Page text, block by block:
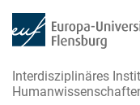
Interdisziplinäres